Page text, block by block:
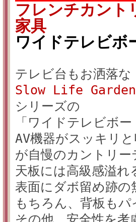
フレンチカント
家具
ワイドテレビ
テレビ台もお洒落
Slow Life Garden
シリーズの
「ワイドテレビボ
AV機器がスッキリ
が自慢のカントリ
天板には高級感溢れ
表面にダボ留め跡
もちろん、背板も